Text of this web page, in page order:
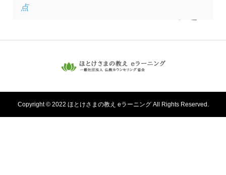
点
Copyright © 2022 ほとけさまの教え eラーニング All Rights Reserved.